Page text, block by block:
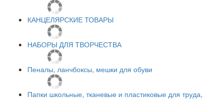
КАНЦЕЛЯРСКИЕ ТОВАРЫ
НАБОРЫ ДЛЯ ТВОРЧЕСТВА
Пеналы, ланчбоксы, мешки для обуви
Папки школьные, тканевые и пластиковые для труда,